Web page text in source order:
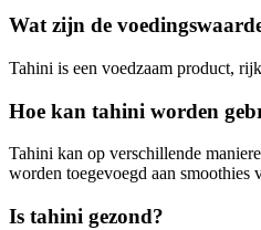
Wat zijn de
Tahini is een voedzaam product,
Hoe kan tahini worden
Tahini kan op verschillende
worden toegevoegd aan smoothies
Is tahini gezond?